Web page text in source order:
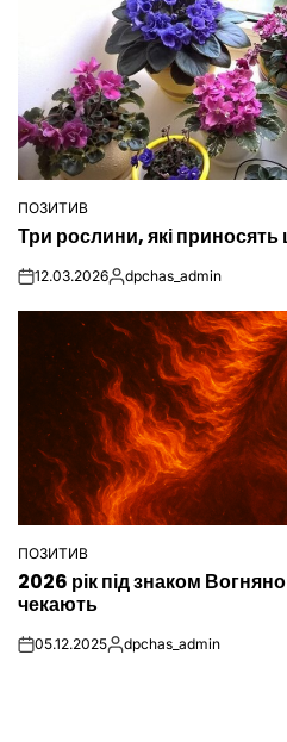
ОПУБЛІКУВАТИ
ПОЗИТИВ
Три рослини, які приносять
on12.03.2026Опубліковано
dpchas_admin
ОПУБЛІКУВАТИ
У
ПОЗИТИВ
2026 рік під знаком
чекають
on05.12.2025Опубліковано
dpchas_admin